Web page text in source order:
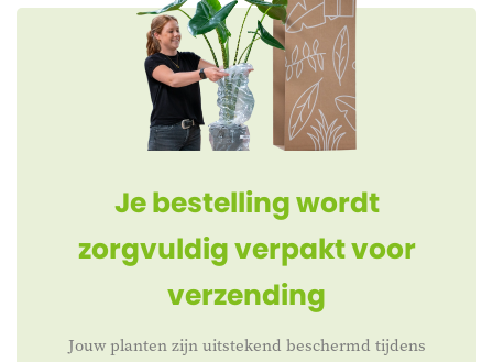
Je bestelling wordt
zorgvuldig verpakt voor
verzending
Jouw planten zijn uitstekend beschermd tijdens